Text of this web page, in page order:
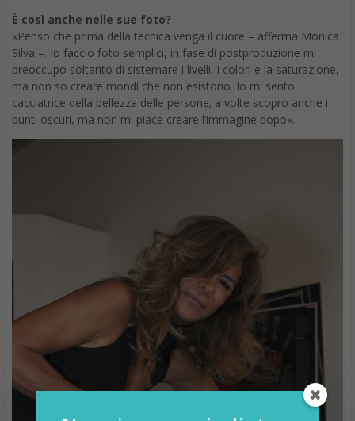
È così anche nelle sue foto?
«Penso che prima della tecnica venga il cuore – afferma Monica
Silva –. Io faccio foto semplici, in fase di postproduzione mi
preoccupo soltanto di sistemare i livelli, i colori e la saturazione,
ma non so creare mondi che non esistono. Io mi sento
cacciatrice della bellezza delle persone; a volte scopro anche i
punti oscuri, ma non mi piace creare l’immagine dopo».